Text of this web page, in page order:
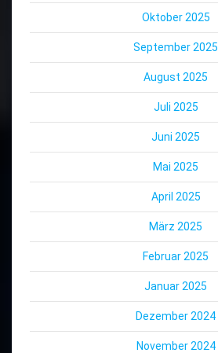
Oktober 2025
September 2025
August 2025
Juli 2025
Juni 2025
Mai 2025
April 2025
März 2025
Februar 2025
Januar 2025
Dezember 2024
November 2024